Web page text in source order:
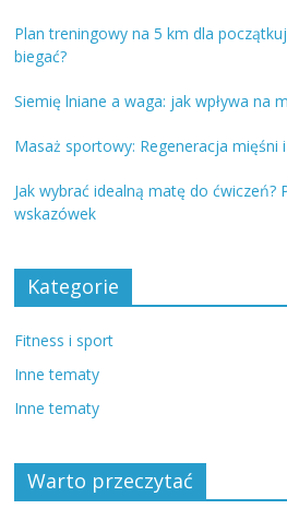
Plan treningowy na 5 km dla
biegać?
Siemię lniane a waga: jak wpływa na
Masaż sportowy: Regeneracja
Jak wybrać idealną matę do ćwiczeń?
wskazówek
Kategorie
Fitness i sport
Inne tematy
Inne tematy
Warto przeczytać